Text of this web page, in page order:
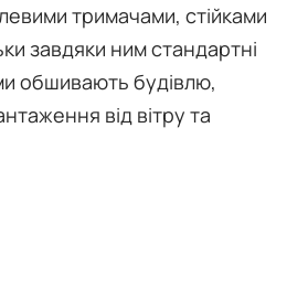
тримачами, стійками
завдяки ним стандартні
обшивають будівлю,
від вітру та